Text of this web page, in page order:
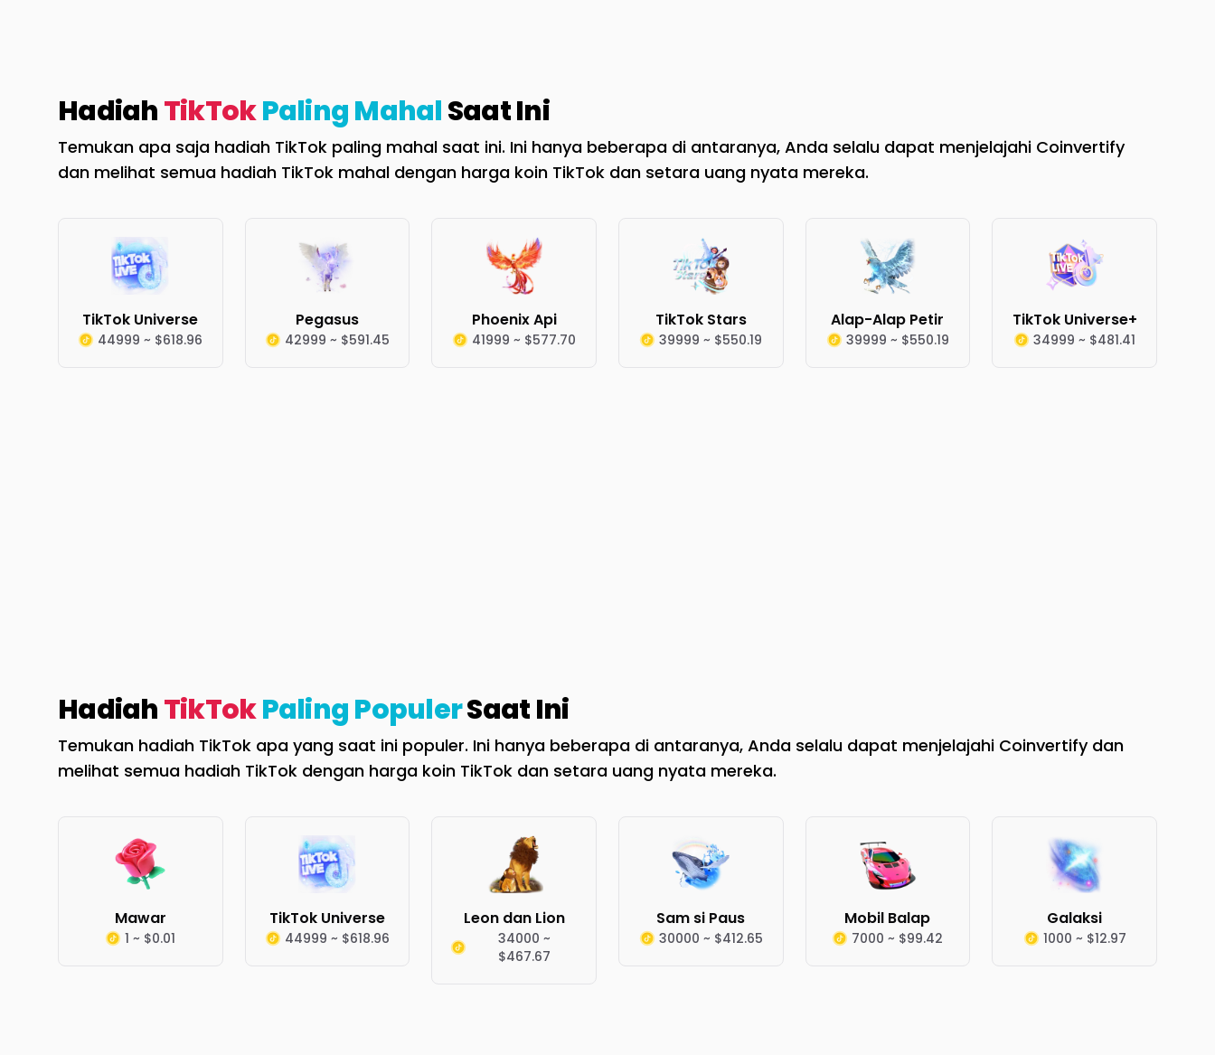
HadiahTikTokPaling MahalSaat Ini
Temukan apa saja hadiah TikTok paling mahal saat ini. Ini hanya beberapa di antaranya, Anda selalu dapat menjelajahi Coinvertify
dan melihat semua hadiah TikTok mahal dengan harga koin TikTok dan setara uang nyata mereka.
TikTok Universe
44999 ~ $618.96
Pegasus
42999 ~ $591.45
Phoenix Api
41999 ~ $577.70
TikTok Stars
39999 ~ $550.19
Alap-Alap Petir
39999 ~ $550.19
TikTok Universe+
34999 ~ $481.41
HadiahTikTokPaling PopulerSaat Ini
Temukan hadiah TikTok apa yang saat ini populer. Ini hanya beberapa di antaranya, Anda selalu dapat menjelajahi Coinvertify dan
melihat semua hadiah TikTok dengan harga koin TikTok dan setara uang nyata mereka.
Mawar
1 ~ $0.01
TikTok Universe
44999 ~ $618.96
Leon dan Lion
34000 ~
$467.67
Sam si Paus
30000 ~ $412.65
Mobil Balap
7000 ~ $99.42
Galaksi
1000 ~ $12.97